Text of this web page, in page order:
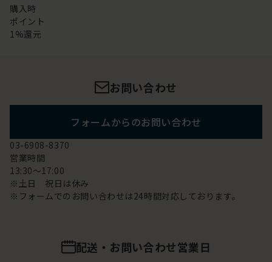
購入時
ポイント
1%還元
お問い合わせ
フォームからのお問い合わせ
03-6908-8370
営業時間
13:30～17:00
※土日 祝日は休み
※フォームでのお問い合わせは24時間対応しております。
配送・お問い合わせ営業日